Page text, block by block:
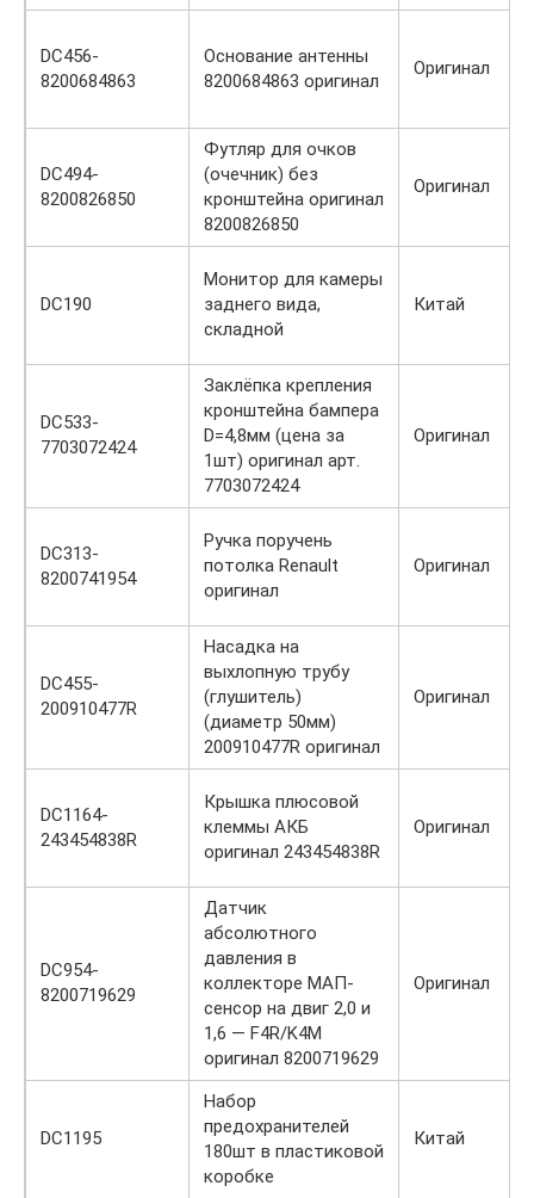
DC456-
8200684863
Основание антенны
8200684863 оригинал
Оригинал
DC494-
8200826850
Футляр для очков
(очечник) без
кронштейна оригинал
8200826850
Оригинал
DC190
Монитор для камеры
заднего вида,
складной
Китай
DC533-
7703072424
Заклёпка крепления
кронштейна бампера
D=4,8мм (цена за
1шт) оригинал арт.
7703072424
Оригинал
DC313-
8200741954
Ручка поручень
потолка Renault
оригинал
Оригинал
DC455-
200910477R
Насадка на
выхлопную трубу
(глушитель)
(диаметр 50мм)
200910477R оригинал
Оригинал
DC1164-
243454838R
Крышка плюсовой
клеммы АКБ
оригинал 243454838R
Оригинал
DC954-
8200719629
Датчик
абсолютного
давления в
коллекторе МАП-
сенсор на двиг 2,0 и
1,6 — F4R/K4M
оригинал 8200719629
Оригинал
DC1195
Набор
предохранителей
180шт в пластиковой
коробке
Китай